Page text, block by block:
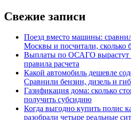
Свежие записи
Поезд вместо машины:
Москвы и посчитали, сколько
Выплаты по ОСАГО вырастут
правила расчета
Какой автомобиль дешевле
Сравнили бензин, дизель и
Газификация дома: сколько
получить субсидию
Когда выгодно купить полис
разобрали четыре реальные